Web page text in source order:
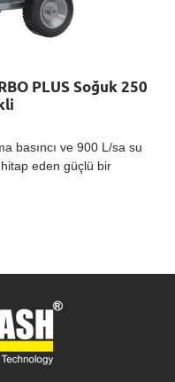
PLUS Soğuk 250
basıncı ve 900 L/sa su
eden güçlü bir